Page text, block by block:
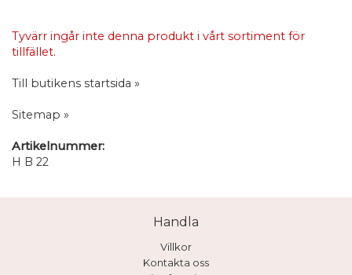
Tyvärr ingår inte denna produkt i vårt sortiment för
tillfället.
Till butikens startsida »
Sitemap »
Artikelnummer:
H B 22
Handla
Villkor
Kontakta oss